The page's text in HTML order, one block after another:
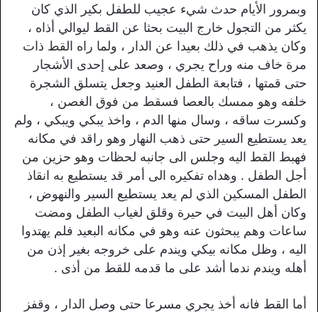
وبمرور الأيام حدث شيء عجيب للطفل بكير الذي كان
يكثر من التجول خارج البيت بحثا عن القط ليوالي أذاه ،
وكان يذهب في ذلك بعيدا عن الدار ، ولما راه القط ذات
مرة خاف منه وراح يجري ، وصعد على إحدى الأشجار
حتى قمتها ، فتابعة الطفل العنيد وجعل يتسلق الشجرة
خلفه وهو ممسك بالعصا فسقط من فوق الغصن ،
وكسرت ساقه ، وسال منها الدم ، واخذ يبكي ويبكي ، ولم
يعد يستطيع السير حتى ذهب النهار وهو راقد في مكانه
فهبط القط اليه وجلس الى جانبه لحظات وهو حزين من
أجل الطفل . وهداه تفكيره الى أمر قد يستطيع به انقاذ
الطفل المسكين الذي لم يعد يستطيع السير والنهوض ،
وكان أهل البيت في حيرة وقلق لغياب الطفل ومضت
ساعات وهم يبحثون عنه وهو في مكانه البعيد فلم يهتدوا
اليه ، وظل مكانه بیکي ويندم على خروجه بغير إذن من
أهله ويندم ندما أشد على ما قدمه للقط من أذى .
أما القط فانه أخذ يجري مسرعا حتى وصل الدار ، وقفز